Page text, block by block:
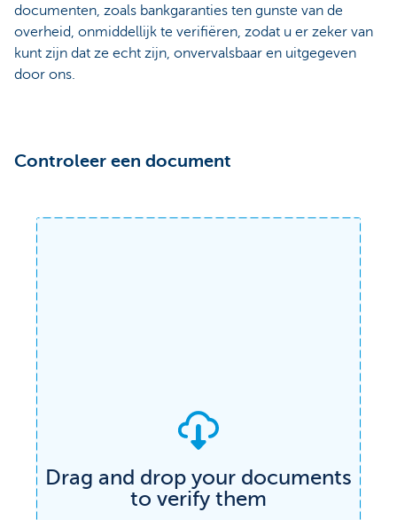
documenten, zoals bankgaranties ten gunste van de
overheid, onmiddellijk te verifiëren, zodat u er zeker van
kunt zijn dat ze echt zijn, onvervalsbaar en uitgegeven
door ons.
Controleer een document
Drag and drop your documents
to verify them